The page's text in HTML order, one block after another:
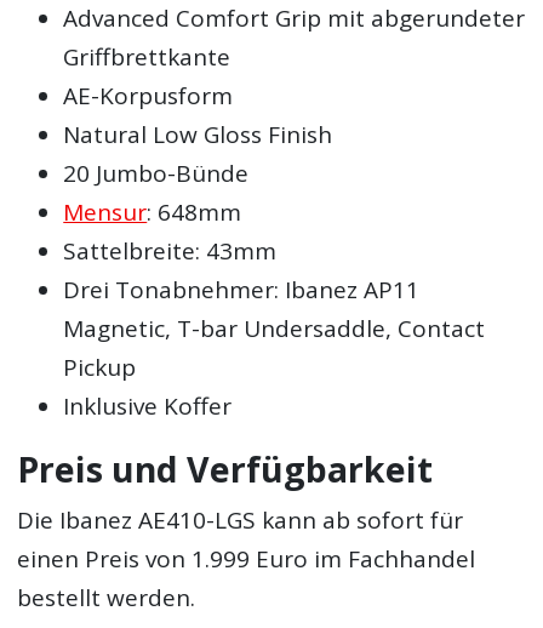
Advanced Comfort Grip mit abgerundeter
Griffbrettkante
AE-Korpusform
Natural Low Gloss Finish
20 Jumbo-Bünde
Mensur: 648mm
Sattelbreite: 43mm
Drei Tonabnehmer: Ibanez AP11
Magnetic, T-bar Undersaddle, Contact
Pickup
Inklusive Koffer
Preis und Verfügbarkeit
Die Ibanez AE410-LGS kann ab sofort für
einen Preis von 1.999 Euro im Fachhandel
bestellt werden.